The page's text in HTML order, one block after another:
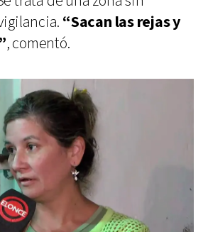
“Sacan las rejas y
, comentó.